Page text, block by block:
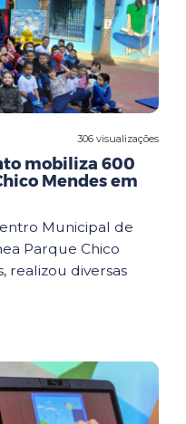
306 visualizações
mobiliza 600
Mendes em
Municipal de
Parque Chico
realizou diversas